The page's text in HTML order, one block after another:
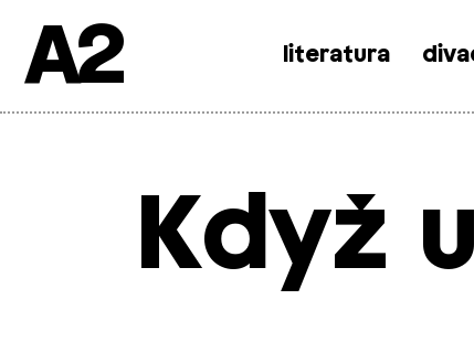
SkipA2 literatura
Když